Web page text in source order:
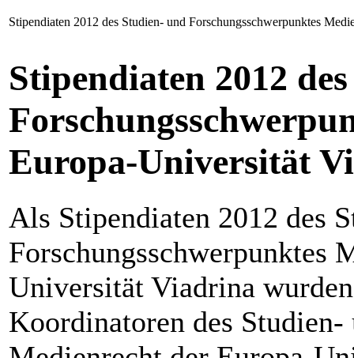
Stipendiaten 2012 des Studien- und Forschungsschwerpunktes
Stipendiaten 2012
Europa-Universität
Als Stipendiaten 2012 des
Forschungsschwerpunktes
Universität Viadrina
Koordinatoren des Studien-